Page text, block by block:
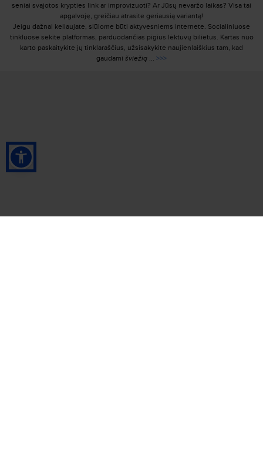
seniai svajotos krypties link ar improvizuoti? Ar Jūsų nevaržo laikas? Visa tai
apgalvoję, greičiau atrasite geriausią variantą!
Jeigu dažnai keliaujate, siūlome būti aktyvesniems internete. Socialiniuose
tinkluose sekite platformas, parduodančias pigius lėktuvų bilietus. Kartas nuo
karto paskaitykite jų tinklaraščius, užsisakykite naujienlaiškius tam, kad
gaudami šviežią ... >>>